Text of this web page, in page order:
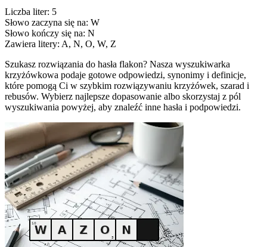
Liczba liter: 5
Słowo zaczyna się na: W
Słowo kończy się na: N
Zawiera litery: A, N, O, W, Z
Szukasz rozwiązania do hasła flakon? Nasza wyszukiwarka
krzyżówkowa podaje gotowe odpowiedzi, synonimy i definicje,
które pomogą Ci w szybkim rozwiązywaniu krzyżówek, szarad i
rebusów. Wybierz najlepsze dopasowanie albo skorzystaj z pól
wyszukiwania powyżej, aby znaleźć inne hasła i podpowiedzi.